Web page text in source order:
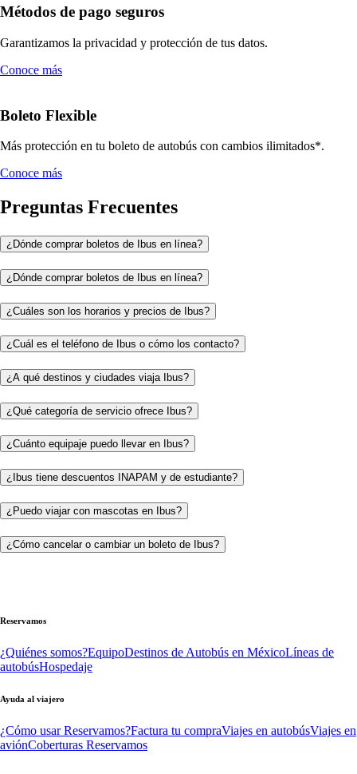
Métodos de pago seguros
Garantizamos la privacidad y protección de tus datos.
Conoce más
Boleto Flexible
Más protección en tu boleto de autobús con cambios ilimitados*.
Conoce más
Preguntas Frecuentes
¿Dónde comprar boletos de Ibus en línea?
¿Dónde comprar boletos de Ibus en línea?
¿Cuáles son los horarios y precios de Ibus?
¿Cuál es el teléfono de Ibus o cómo los contacto?
¿A qué destinos y ciudades viaja Ibus?
¿Qué categoría de servicio ofrece Ibus?
¿Cuánto equipaje puedo llevar en Ibus?
¿Ibus tiene descuentos INAPAM y de estudiante?
¿Puedo viajar con mascotas en Ibus?
¿Cómo cancelar o cambiar un boleto de Ibus?
Reservamos
¿Quiénes somos?EquipoDestinos de Autobús en MéxicoLíneas de
autobúsHospedaje
Ayuda al viajero
¿Cómo usar Reservamos?Factura tu compraViajes en autobúsViajes en
aviónCoberturas Reservamos